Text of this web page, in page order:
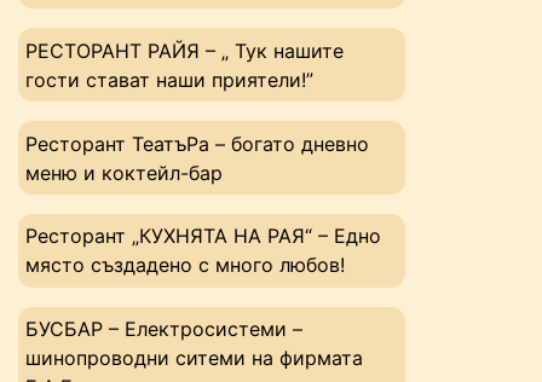
РЕСТОРАНТ РАЙЯ – „ Тук нашите
гости стават наши приятели!”
Ресторант ТеатъРа – богато дневно
меню и коктейл-бар
Ресторант „КУХНЯТА НА РАЯ“ – Едно
място създадено с много любов!
БУСБАР – Електросистеми –
шинопроводни ситеми на фирмата